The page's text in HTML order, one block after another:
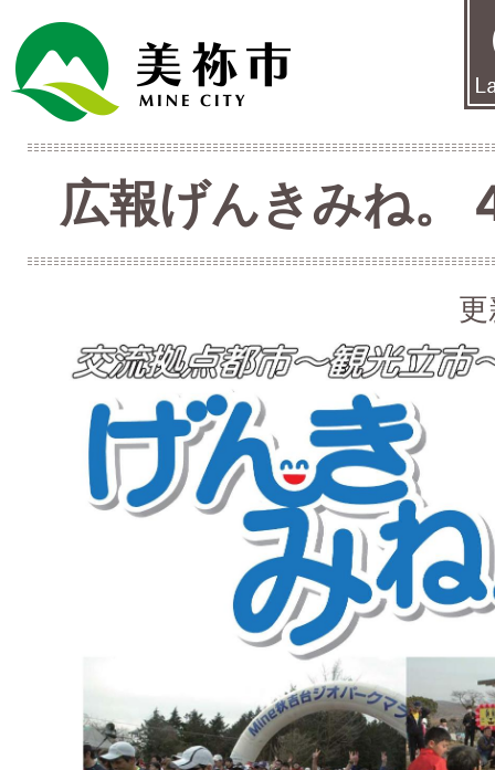
広報げんきみね。